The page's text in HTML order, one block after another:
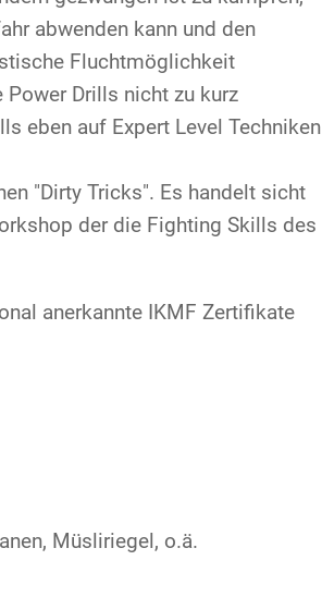
abwenden kann und den
Fluchtmöglichkeit
Power Drills nicht zu kurz
eben auf Expert Level Techniken
"Dirty Tricks". Es handelt sicht
der die Fighting Skills des
anerkannte IKMF Zertifikate
Müsliriegel, o.ä.